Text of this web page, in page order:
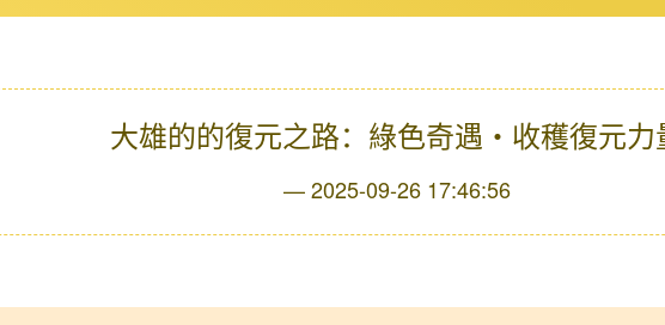
大雄的的復元之路：綠色奇遇‧收穫復元力
2025-09-26 17:46:56